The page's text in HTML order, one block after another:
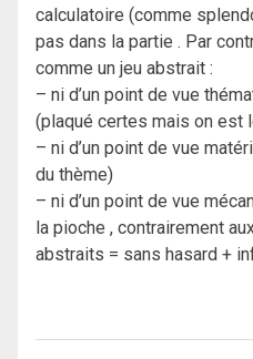
calculatoire (comme
pas dans la partie . Par
comme un jeu abstrait :
– ni d’un point de vue
(plaqué certes mais on est
– ni d’un point de vue
du thème)
– ni d’un point de vue
la pioche , contrairement
abstraits = sans hasard +